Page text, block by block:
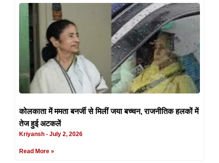
कोलकाता में ममता बनर्जी से मिलीं जया बच्चन, राजनीतिक हलकों में
तेज हुई अटकलें
Kriyansh July 2, 2026
Read More »